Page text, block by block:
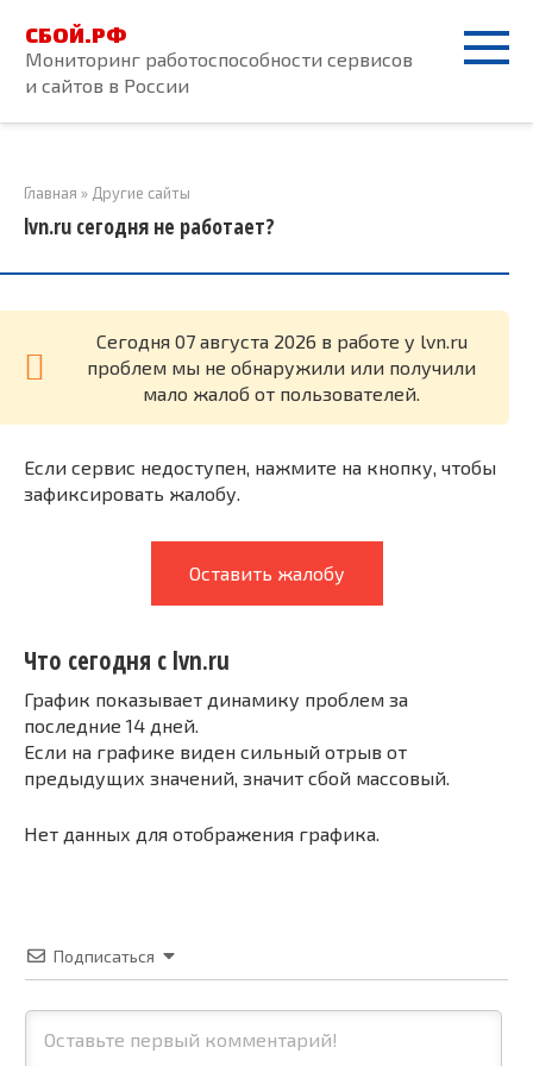
контенту
СБОЙ.РФ
Мониторинг работоспособности сервисов
и сайтов в России
Главная » Другие сайты
lvn.ru сегодня не работает?
Cегодня 07 августа 2026 в работе у lvn.ru
проблем мы не обнаружили или получили
мало жалоб от пользователей.
Если сервис недоступен, нажмите на кнопку, чтобы
зафиксировать жалобу.
Оставить жалобу
Что сегодня с lvn.ru
График показывает динамику проблем за
последние 14 дней.
Если на графике виден сильный отрыв от
предыдущих значений, значит сбой массовый.
Нет данных для отображения графика.
Подписаться